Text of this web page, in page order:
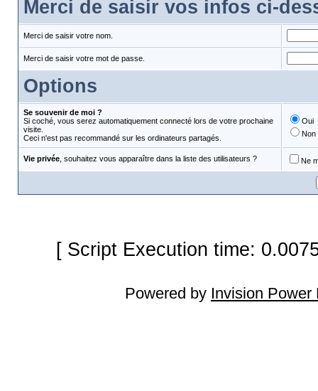
Merci de saisir vos infos ci-
Merci de saisir votre nom.
Merci de saisir votre mot de passe.
Options
Se souvenir de moi ?
Si coché, vous serez automatiquement connecté lors de votre prochaine
visite.
Ceci n'est pas recommandé sur les ordinateurs partagés.
Oui
Non
Vie privée, souhaitez vous apparaître dans la liste des utilisateurs ? Ne
[ Script Execution time:
Powered by Invision Power